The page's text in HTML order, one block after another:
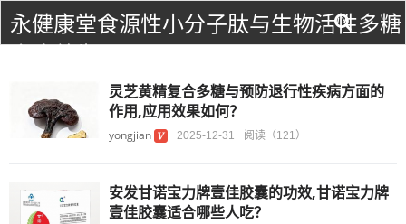
永健康堂食源性小分子肽与生物活性多糖
灵芝黄精复合多糖与预防退行性疾病方面的
作用,应用效果如何？
yongjian 2025-12-31 阅读（121）
安发甘诺宝力牌壹佳胶囊的功效,甘诺宝力牌
壹佳胶囊适合哪些人吃？